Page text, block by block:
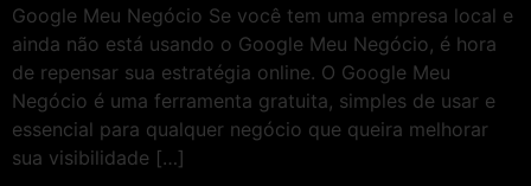
Google Meu Negócio Se você tem uma empresa local e
ainda não está usando o Google Meu Negócio, é hora
de repensar sua estratégia online. O Google Meu
Negócio é uma ferramenta gratuita, simples de usar e
essencial para qualquer negócio que queira melhorar
sua visibilidade […]